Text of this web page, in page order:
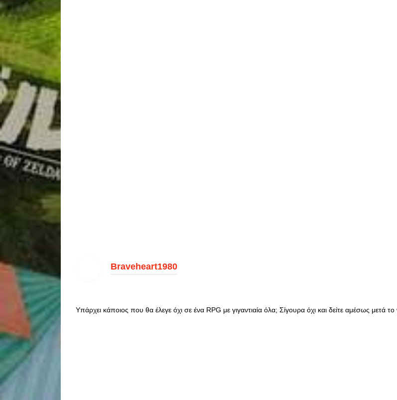
Braveheart1980
Υπάρχει κάποιος που θα έλεγε όχι σε ένα RPG με γιγαντιαία όλα; Σίγουρα όχι και δείτε αμέσως μετά το